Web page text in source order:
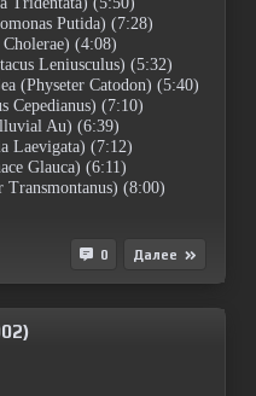
Putida) (7:28)
(4:08)
Leniusculus) (5:32)
(Physeter Catodon) (5:40)
Cepedianus) (7:10)
Au) (6:39)
Laevigata) (7:12)
Glauca) (6:11)
Transmontanus) (8:00)
0 Далее